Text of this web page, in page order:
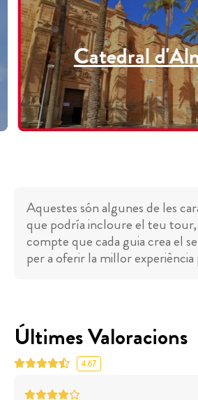
Catedral
Aquestes són algunes de les
que podría incloure el teu
compte que cada guia crea el
per a oferir la millor experiència
Últimes Valoracions
4.67